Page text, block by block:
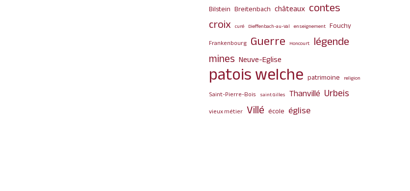
Bilstein Breitenbach châteaux contes
croix curé Dieffenbach-au-Val enseignement Fouchy
Frankenbourg Guerre Honcourt légende
mines Neuve-Eglise
patois welche patrimoine religion
Saint-Pierre-Bois saint Gilles Thanvillé Urbeis
vieux métier Villé école église